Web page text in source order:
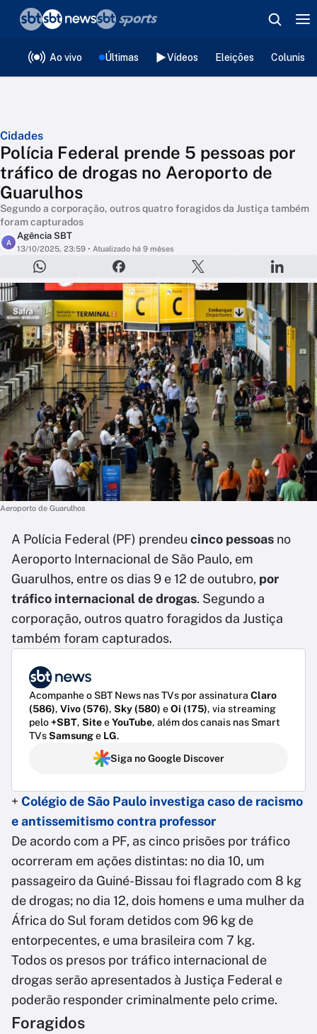
Ao vivo Últimas Vídeos Eleições
Cidades
Polícia Federal prende 5 pessoas por
tráfico de drogas no Aeroporto de
Guarulhos
Segundo a corporação, outros quatro foragidos da Justiça também
foram capturados
A
Agência SBT
13/10/2025, 23:59 • Atualizado há 9 mêses
Aeroporto de Guarulhos
A Polícia Federal (PF) prendeu cinco pessoas no
Aeroporto Internacional de São Paulo, em
Guarulhos, entre os dias 9 e 12 de outubro, por
tráfico internacional de drogas. Segundo a
corporação, outros quatro foragidos da Justiça
também foram capturados.
Acompanhe o SBT News nas TVs por assinatura Claro
(586), Vivo (576), Sky (580) eOi (175), via streaming
pelo+SBT, SiteeYouTube, além dos canais nas Smart
TVsSamsunge LG.
Siga no Google Discover
+ Colégio de São Paulo investiga caso de racismo
e antissemitismo contra professor
De acordo com a PF, as cinco prisões por tráfico
ocorreram em ações distintas: no dia 10, um
passageiro da Guiné-Bissau foi flagrado com 8 kg
de drogas; no dia 12, dois homens e uma mulher da
África do Sul foram detidos com 96 kg de
entorpecentes, e uma brasileira com 7 kg.
Todos os presos por tráfico internacional de
drogas serão apresentados à Justiça Federal e
poderão responder criminalmente pelo crime.
Foragidos
❮voltar
Editorias